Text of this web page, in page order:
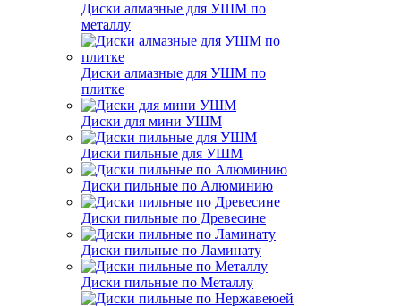
Диски алмазные для УШМ по
металлу
Диски алмазные для УШМ по
плитке
Диски для мини УШМ
Диски пильные для УШМ
Диски пильные по Алюминию
Диски пильные по Древесине
Диски пильные по Ламинату
Диски пильные по Металлу